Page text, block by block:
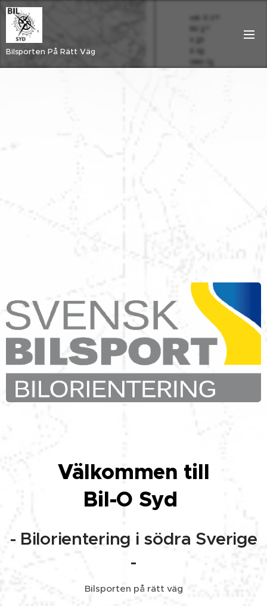
Bilsporten På Rätt Väg
Välkommen till
Bil-O Syd
- Bilorientering i södra Sverige
-
Bilsporten på rätt väg